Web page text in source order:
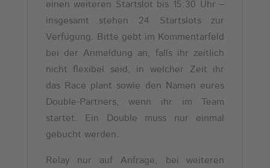
einen weiteren Startslot bis 15:30 Uhr –
insgesamt stehen 24 Startslots zur
Verfügung. Bitte gebt im Kommentarfeld
bei der Anmeldung an, falls ihr zeitlich
nicht flexibel seid, in welcher Zeit ihr
das Race plant sowie den Namen eures
Double-Partners, wenn ihr im Team
startet. Ein Double muss nur einmal
gebucht werden.
Relay nur auf Anfrage, bei weiteren